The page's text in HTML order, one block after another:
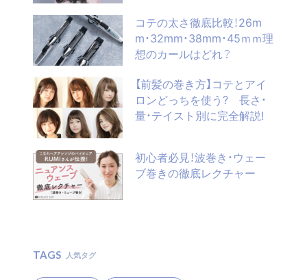
コテの太さ徹底比較！26m
m・32mm・38mm・45ｍｍ理
想のカールはどれ？
【前髪の巻き方】コテとアイ
ロンどっちを使う? 長さ・
量・テイスト別に完全解説!
初心者必見！波巻き・ウェー
ブ巻きの徹底レクチャー
TAGS 人気タグ